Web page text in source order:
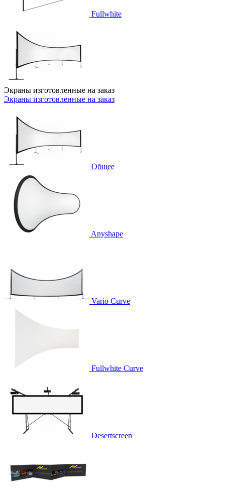
Fullwhite
Экраны изготовленные на заказ
Экраны изготовленные на заказ
Общее
Anyshape
Vario Curve
Fullwhite Curve
Desertscreen